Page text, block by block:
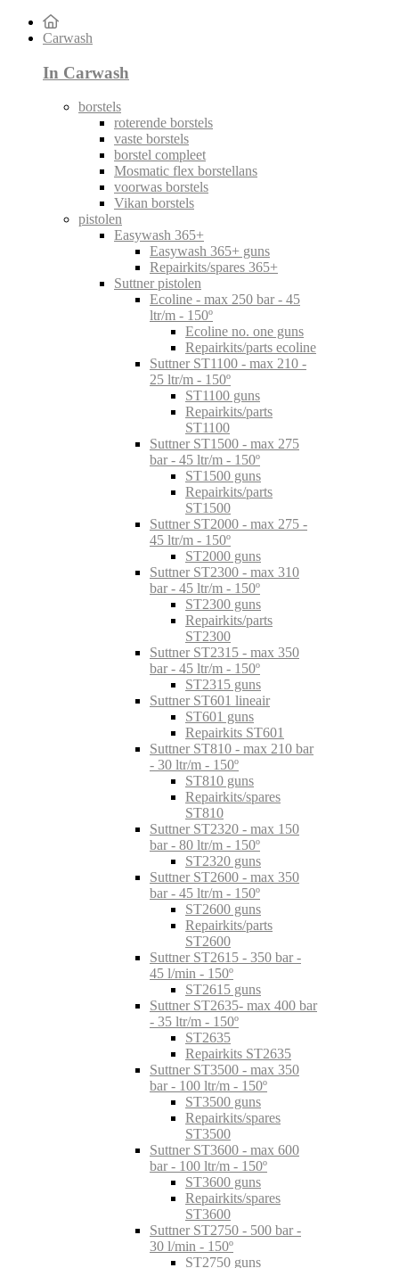
Carwash
In Carwash
borstels
roterende borstels
vaste borstels
borstel compleet
Mosmatic flex borstellans
voorwas borstels
Vikan borstels
pistolen
Easywash 365+
Easywash 365+ guns
Repairkits/spares 365+
Suttner pistolen
Ecoline - max 250 bar - 45
ltr/m - 150º
Ecoline no. one guns
Repairkits/parts ecoline
Suttner ST1100 - max 210 -
25 ltr/m - 150º
ST1100 guns
Repairkits/parts
ST1100
Suttner ST1500 - max 275
bar - 45 ltr/m - 150º
ST1500 guns
Repairkits/parts
ST1500
Suttner ST2000 - max 275 -
45 ltr/m - 150º
ST2000 guns
Suttner ST2300 - max 310
bar - 45 ltr/m - 150º
ST2300 guns
Repairkits/parts
ST2300
Suttner ST2315 - max 350
bar - 45 ltr/m - 150º
ST2315 guns
Suttner ST601 lineair
ST601 guns
Repairkits ST601
Suttner ST810 - max 210 bar
- 30 ltr/m - 150º
ST810 guns
Repairkits/spares
ST810
Suttner ST2320 - max 150
bar - 80 ltr/m - 150º
ST2320 guns
Suttner ST2600 - max 350
bar - 45 ltr/m - 150º
ST2600 guns
Repairkits/parts
ST2600
Suttner ST2615 - 350 bar -
45 l/min - 150º
ST2615 guns
Suttner ST2635- max 400 bar
- 35 ltr/m - 150º
ST2635
Repairkits ST2635
Suttner ST3500 - max 350
bar - 100 ltr/m - 150º
ST3500 guns
Repairkits/spares
ST3500
Suttner ST3600 - max 600
bar - 100 ltr/m - 150º
ST3600 guns
Repairkits/spares
ST3600
Suttner ST2750 - 500 bar -
30 l/min - 150º
ST2750 guns